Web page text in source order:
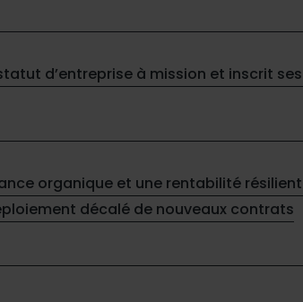
d’entreprise à mission et inscrit
organique et une rentabilité
décalé de nouveaux contrats